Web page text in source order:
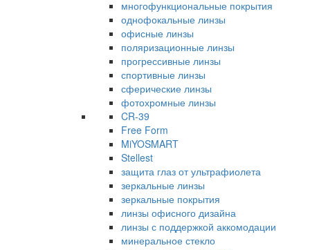
многофункциональные покрытия
однофокальные линзы
офисные линзы
поляризационные линзы
прогрессивные линзы
спортивные линзы
сферические линзы
фотохромные линзы
CR-39
Free Form
MiYOSMART
Stellest
защита глаз от ультрафиолета
зеркальные линзы
зеркальные покрытия
линзы офисного дизайна
линзы с поддержкой аккомодации
минеральное стекло